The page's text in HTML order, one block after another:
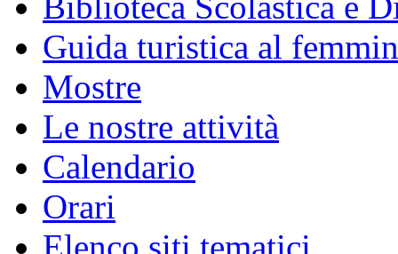
Guida turistica al
Mostre
Le nostre attività
Calendario
Orari